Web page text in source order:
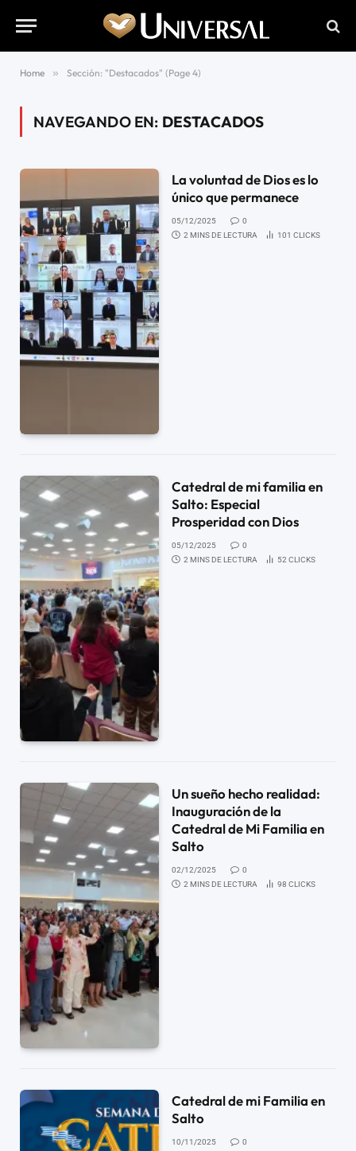
Home » Sección: "Destacados" (Page 4)
NAVEGANDO EN: DESTACADOS
La voluntad de Dios es lo
único que permanece
05/12/2025
0
2 MINS DE LECTURA
101CLICKS
Catedral de mi familia en
Salto: Especial
Prosperidad con Dios
05/12/2025
0
2 MINS DE LECTURA
52CLICKS
Un sueño hecho realidad:
Inauguración de la
Catedral de Mi Familia en
Salto
02/12/2025
0
2 MINS DE LECTURA
98CLICKS
Catedral de mi Familia en
Salto
10/11/2025
0